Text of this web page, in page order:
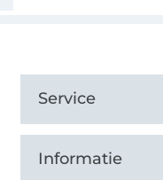
Service
Informatie